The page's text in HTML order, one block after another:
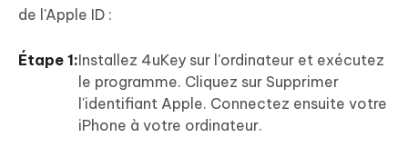
de l'Apple ID :
Étape 1:Installez 4uKey sur l'ordinateur et exécutez
le programme. Cliquez sur Supprimer
l'identifiant Apple. Connectez ensuite votre
iPhone à votre ordinateur.